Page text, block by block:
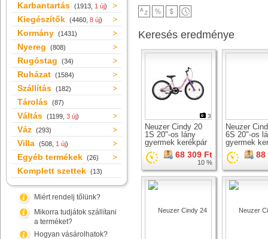
Karbantartás (1913, 1 új)
Kiegészítők (4460, 8 új)
Kormány (1431)
Nyereg (808)
Rugóstag (34)
Ruházat (1584)
Szállítás (182)
Tárolás (87)
Váltás (1199, 3 új)
Váz (293)
Villa (508, 1 új)
Egyéb termékek (26)
Komplett szettek (13)
Miért rendelj tőlünk?
Mikorra tudjátok szállítani
a terméket?
Hogyan vásárolhatok?
Keresés eredménye
3
Neuzer Cindy 20
1S 20"-os lány
gyermek kerékpár
68 309 Ft
10 %
Neuzer
6S 20"-os
gyermek
88